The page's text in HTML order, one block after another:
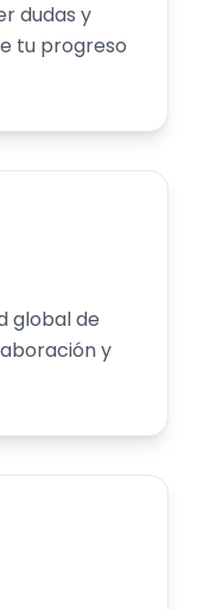
dudas y
tu progreso
global de
y